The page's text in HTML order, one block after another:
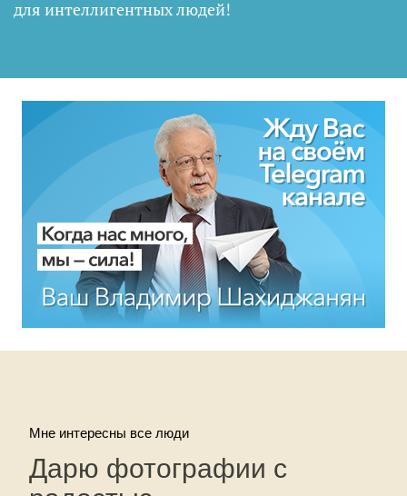
для интеллигентных людей!
Мне интересны все люди
Дарю фотографии с